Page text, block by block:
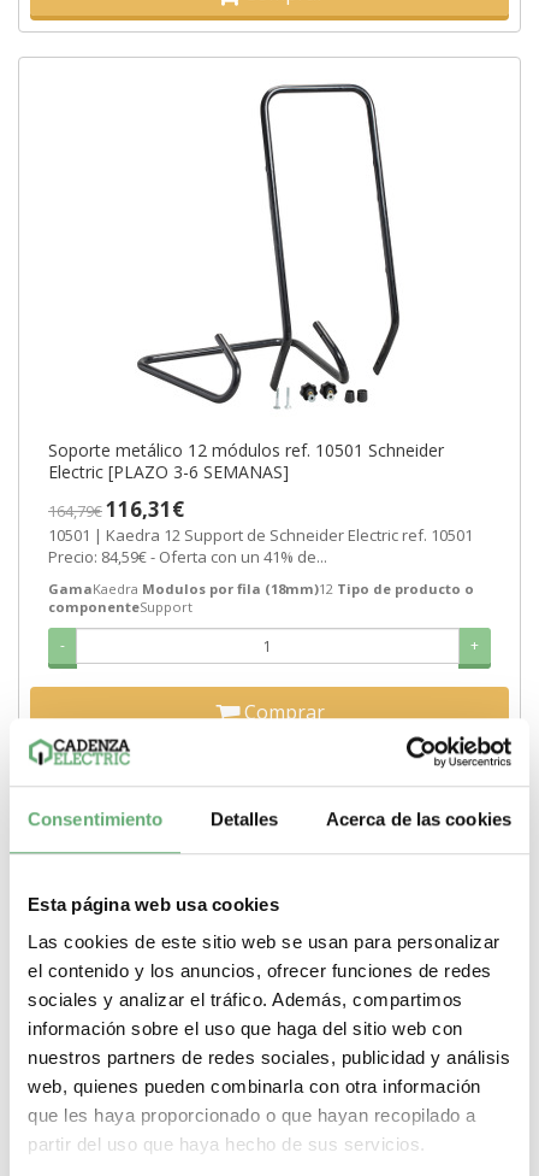
Consentimiento Detalles Acerca de las cookies
Esta página web usa cookies
Las cookies de este sitio web se usan para personalizar
el contenido y los anuncios, ofrecer funciones de redes
sociales y analizar el tráfico. Además, compartimos
información sobre el uso que haga del sitio web con
nuestros partners de redes sociales, publicidad y análisis
web, quienes pueden combinarla con otra información
que les haya proporcionado o que hayan recopilado a
partir del uso que haya hecho de sus servicios.
Soporte metálico 12 módulos ref. 10501 Schneider
Electric [PLAZO 3-6 SEMANAS]
164,79€116,31€
10501 | Kaedra 12 Support de Schneider Electric ref. 10501
Precio: 84,59€ - Oferta con un 41% de...
GamaKaedra Modulos por fila (18mm)12 Tipo de producto o
componenteSupport
- +
Comprar